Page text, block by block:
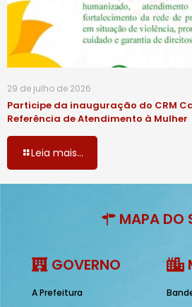
29 de julho de 2026
Participe da inauguração do CRM
Referência de Atendimento à Mulher
Leia mais...
MAPA DO
GOVERNO
A Prefeitura